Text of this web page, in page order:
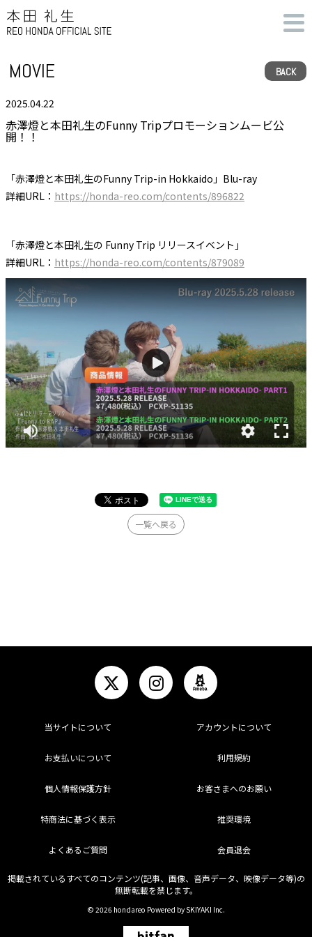
BACK
MOVIE
2025.04.22
赤澤燈と本田礼生のFunny Tripプロモーションムービ公
開！！
「赤澤燈と本田礼生のFunny Trip-in Hokkaido」Blu-ray
詳細URL： https://honda-reo.com/contents/896822
「赤澤燈と本田礼生の Funny Trip リリースイベント」
詳細URL： https://honda-reo.com/contents/879089
一覧へ戻る
当サイトについて アカウントについて
お支払いについて 利用規約
個人情報保護方針 お客さまへのお願い
特商法に基づく表示 推奨環境
よくあるご質問 会員退会
掲載されているすべてのコンテンツ(記事、画像、音声データ、映像データ等)の
無断転載を禁じます。
© 2026 hondareo Powered by SKIYAKI Inc.